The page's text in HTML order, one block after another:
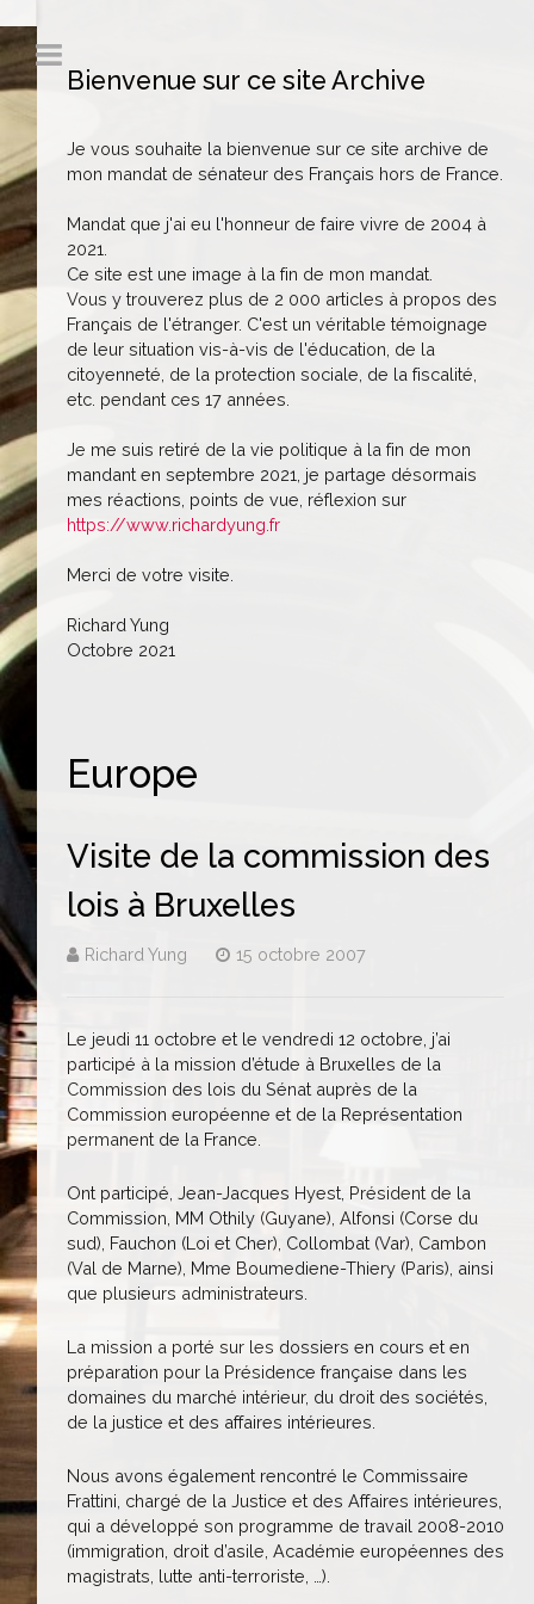
Bienvenue sur ce site Archive
Je vous souhaite la bienvenue sur ce site archive de
mon mandat de sénateur des Français hors de France.
Mandat que j'ai eu l'honneur de faire vivre de 2004 à
2021.
Ce site est une image à la fin de mon mandat.
Vous y trouverez plus de 2 000 articles à propos des
Français de l'étranger. C'est un véritable témoignage
de leur situation vis-à-vis de l'éducation, de la
citoyenneté, de la protection sociale, de la fiscalité,
etc. pendant ces 17 années.
Je me suis retiré de la vie politique à la fin de mon
mandant en septembre 2021, je partage désormais
mes réactions, points de vue, réflexion sur
https://www.richardyung.fr
Merci de votre visite.
Richard Yung
Octobre 2021
Europe
Visite de la commission des
lois à Bruxelles
Richard Yung 15 octobre 2007
Le jeudi 11 octobre et le vendredi 12 octobre, j’ai
participé à la mission d’étude à Bruxelles de la
Commission des lois du Sénat auprès de la
Commission européenne et de la Représentation
permanent de la France.
Ont participé, Jean-Jacques Hyest, Président de la
Commission, MM Othily (Guyane), Alfonsi (Corse du
sud), Fauchon (Loi et Cher), Collombat (Var), Cambon
(Val de Marne), Mme Boumediene-Thiery (Paris), ainsi
que plusieurs administrateurs.
La mission a porté sur les dossiers en cours et en
préparation pour la Présidence française dans les
domaines du marché intérieur, du droit des sociétés,
de la justice et des affaires intérieures.
Nous avons également rencontré le Commissaire
Frattini, chargé de la Justice et des Affaires intérieures,
qui a développé son programme de travail 2008-2010
(immigration, droit d’asile, Académie européennes des
magistrats, lutte anti-terroriste, …).